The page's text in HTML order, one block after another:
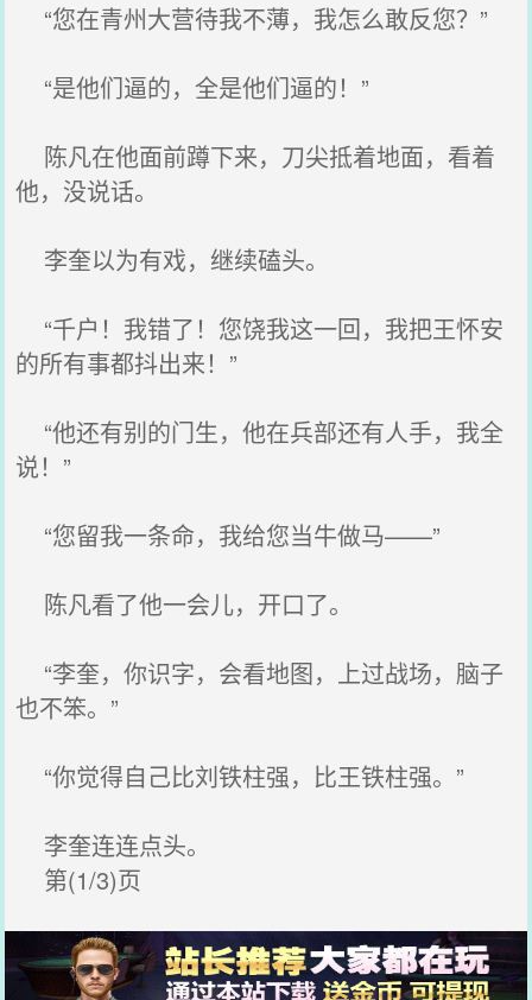
“您在青州大营待我不薄，我怎么敢反您？”
“是他们逼的，全是他们逼的！”
陈凡在他面前蹲下来，刀尖抵着地面，看着
他，没说话。
李奎以为有戏，继续磕头。
“千户！我错了！您饶我这一回，我把王怀安
的所有事都抖出来！”
“他还有别的门生，他在兵部还有人手，我全
说！”
“您留我一条命，我给您当牛做马——”
陈凡看了他一会儿，开口了。
“李奎，你识字，会看地图，上过战场，脑子
也不笨。”
“你觉得自己比刘铁柱强，比王铁柱强。”
李奎连连点头。
第(1/3)页